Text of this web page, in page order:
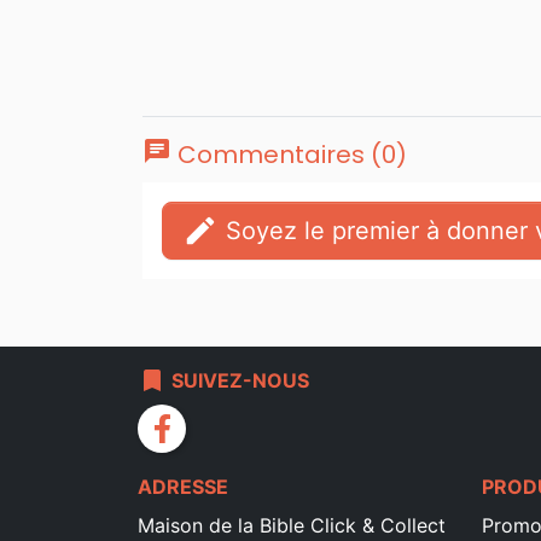
chat Commentaires (0)
edit Soyez le premier à donner
bookmark SUIVEZ-NOUS
facebook
ADRESSE
Maison de la Bible Click & Collect